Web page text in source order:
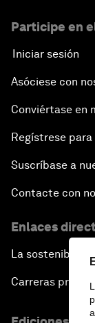
Participe en
Iniciar sesión
Asóciese con
Conviértase en
Regístrese
Suscríbase a
Contacte con
Enlaces
La
Carreras